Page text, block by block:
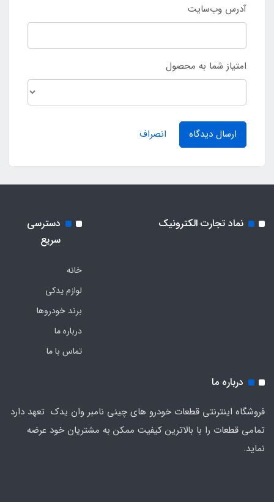
آدرس وب‌سایت
امتیاز شما به محصول
ارسال دیدگاه انصراف
نماد تجارت الکترونیک
دسترسی
سریع
خانه
لوازم یدکی
برند خودروها
درباره ما
تماس با ما
درباره ما
فروشگاه اینترنتی قطعات خودرو های چینی نامبر وان یدک تعهد دارد
تمامی قطعات را با بالاترین کیفیت ممکن به مشتریان خود عرضه
نماید.